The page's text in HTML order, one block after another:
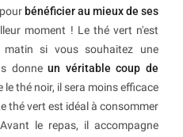
bénéficier au mieux de ses
moment ! Le thé vert n'est
matin si vous souhaitez une
donneun véritable coup de
le thé noir, il sera moins efficace
thé vert est idéal à consommer
le repas, il accompagne